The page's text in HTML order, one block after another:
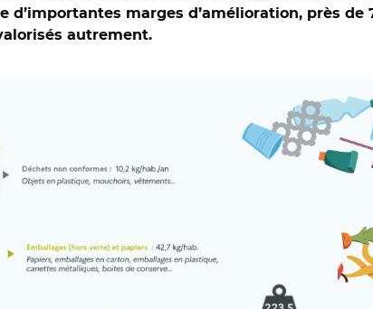
d’importantes marges d’amélioration, près de
autrement.